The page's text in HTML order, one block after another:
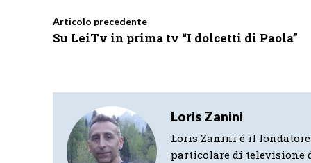
Articolo precedente
Su LeiTv in prima tv “I dolcetti di Paola”
Loris Zanini
Loris Zanini è il
particolare di televisione